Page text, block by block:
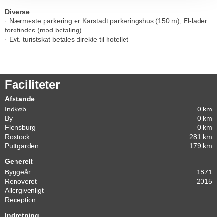
Diverse
· Nærmeste parkering er Karstadt parkeringshus (150 m), El-lader
forefindes (mod betaling)
· Evt. turistskat betales direkte til hotellet
Faciliteter
Afstande
Indkøb
0 km
By
0 km
Flensburg
0 km
Rostock
281 km
Puttgarden
179 km
Generelt
Byggeår
1871
Renoveret
2015
Allergivenligt
Reception
Indretning